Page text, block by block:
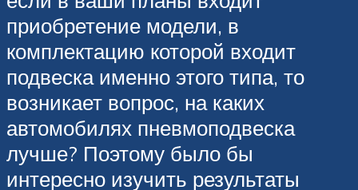
приобретение модели, в
комплектацию которой входит
подвеска именно этого типа, то
возникает вопрос, на каких
автомобилях пневмоподвеска
лучше? Поэтому было бы
интересно изучить результаты